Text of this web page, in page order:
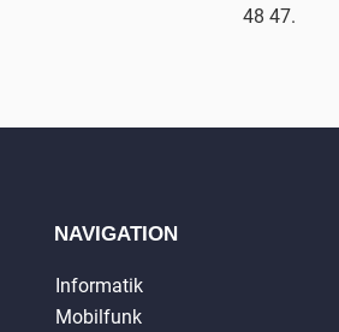
48 47.
NAVIGATION
Informatik
Mobilfunk